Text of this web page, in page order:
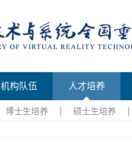
机构队伍 人才培养
博士生培养 硕士生培养